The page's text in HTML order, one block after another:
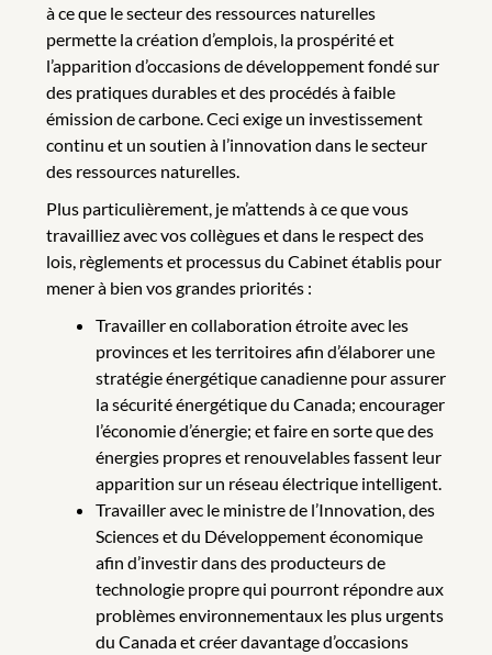
à ce que le secteur des ressources naturelles
permette la création d’emplois, la prospérité et
l’apparition d’occasions de développement fondé sur
des pratiques durables et des procédés à faible
émission de carbone. Ceci exige un investissement
continu et un soutien à l’innovation dans le secteur
des ressources naturelles.
Plus particulièrement, je m’attends à ce que vous
travailliez avec vos collègues et dans le respect des
lois, règlements et processus du Cabinet établis pour
mener à bien vos grandes priorités :
Travailler en collaboration étroite avec les
provinces et les territoires afin d’élaborer une
stratégie énergétique canadienne pour assurer
la sécurité énergétique du Canada; encourager
l’économie d’énergie; et faire en sorte que des
énergies propres et renouvelables fassent leur
apparition sur un réseau électrique intelligent.
Travailler avec le ministre de l’Innovation, des
Sciences et du Développement économique
afin d’investir dans des producteurs de
technologie propre qui pourront répondre aux
problèmes environnementaux les plus urgents
du Canada et créer davantage d’occasions